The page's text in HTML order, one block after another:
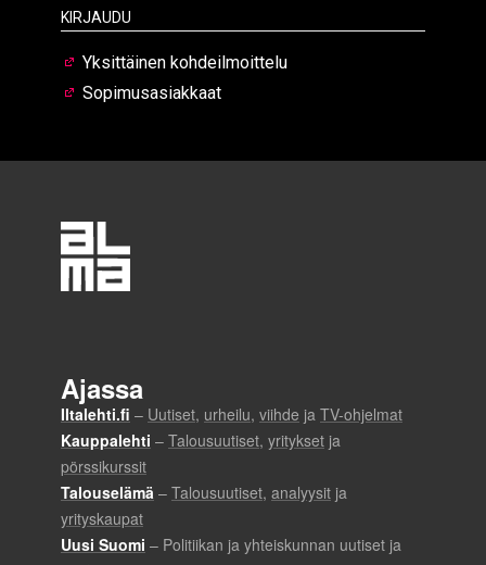
Kirjaudu
Yksittäinen kohdeilmoittelu
Sopimusasiakkaat